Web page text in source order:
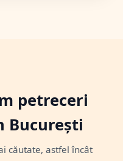
petreceri
București
căutate, astfel încât